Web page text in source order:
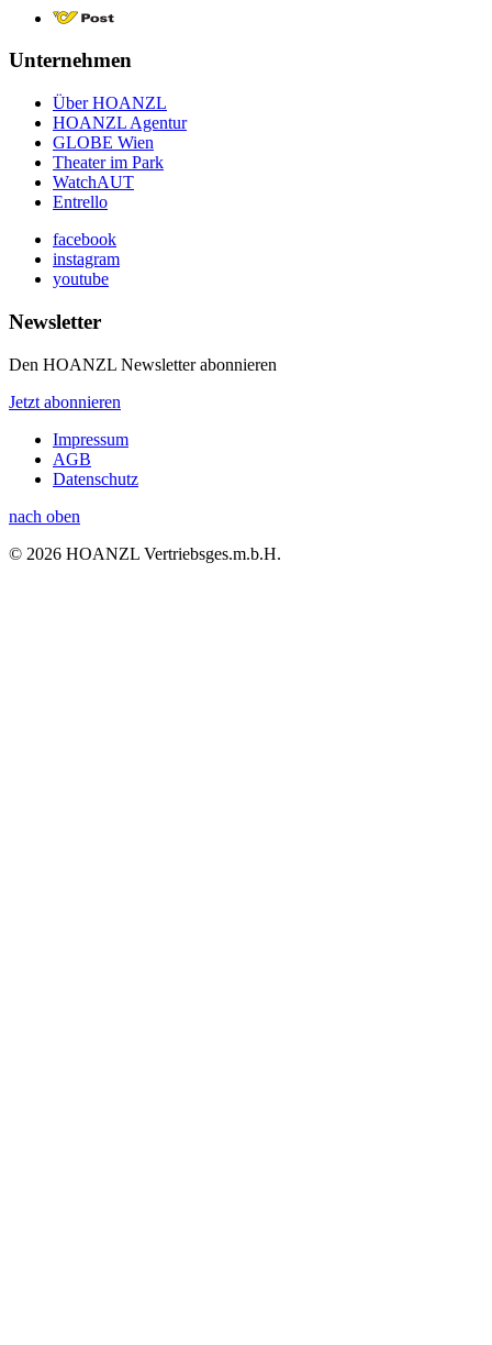
Unternehmen
Über HOANZL
HOANZL Agentur
GLOBE Wien
Theater im Park
WatchAUT
Entrello
facebook
instagram
youtube
Newsletter
Den HOANZL Newsletter abonnieren
Jetzt abonnieren
Impressum
AGB
Datenschutz
nach oben
© 2026 HOANZL Vertriebsges.m.b.H.